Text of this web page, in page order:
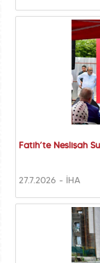
Fatih’te Neslişah
27.7.2026 - İHA